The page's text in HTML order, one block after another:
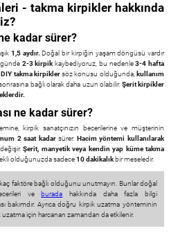
- takma kirpikler hakkında
kadar sürer?
1,5 aydır. Doğal bir kirpiğin yaşam döngüsü vardır
günde 2-3 kirpikkaybediyoruz, bu nedenle3-4 hafta
DIY takma kirpiklersöz konusu olduğunda, kullanım
bağlı olarak daha uzun olabilir. Şerit kirpikler
ne kadar sürer?
kirpik sanatçınızın becerilerine ve müşterinin
2 saat kadarsürer. Hacim yöntemi kullanılarak
Şerit, manyetik veya kendin yap küme takma
olduğunuzda sadece10 dakikalıkbir meseledir.
faktöre bağlı olduğunu unutmayın. Bunlar doğal
ve burada hakkında daha fazla bilgi
bakımdır. Ayrıca doğru kirpik uzatma yönteminin
için harcanan zamandan da etkilenir.